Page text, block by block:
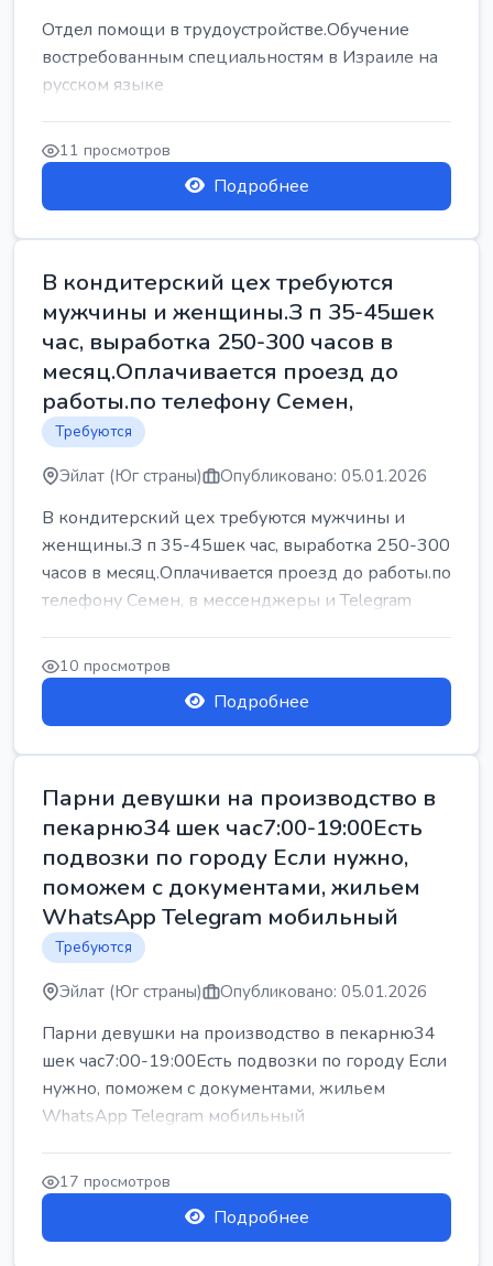
Отдел помощи в трудоустройстве.Обучение
востребованным специальностям в Израиле на
русском языке
11 просмотров
Подробнее
В кондитерский цех требуются
мужчины и женщины.З п 35-45шек
час, выработка 250-300 часов в
месяц.Оплачивается проезд до
работы.по телефону Семен,
Требуются
Эйлат (Юг страны) Опубликовано: 05.01.2026
В кондитерский цех требуются мужчины и
женщины.З п 35-45шек час, выработка 250-300
часов в месяц.Оплачивается проезд до работы.по
телефону Семен, в мессенджеры и Telegram
10 просмотров
Подробнее
Парни девушки на производство в
пекарню34 шек час7:00-19:00Есть
подвозки по городу Если нужно,
поможем с документами, жильем
WhatsApp Telegram мобильный
Требуются
Эйлат (Юг страны) Опубликовано: 05.01.2026
Парни девушки на производство в пекарню34
шек час7:00-19:00Есть подвозки по городу Если
нужно, поможем с документами, жильем
WhatsApp Telegram мобильный
17 просмотров
Подробнее